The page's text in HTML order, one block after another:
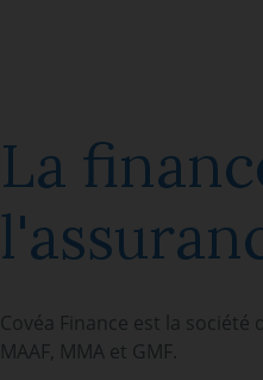
La
Covéa Finance est la
MAAF, MMA et GMF.